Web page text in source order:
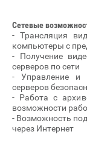
Сетевые
- Трансляция
компьютеры с
- Получение
серверов по сети
- Управление и
серверов
- Работа с
возможности
- Возможность
через Интернет